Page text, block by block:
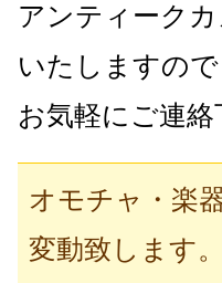
アンティーク
いたしますので
お気軽にご連絡
オモチャ・楽
変動致します